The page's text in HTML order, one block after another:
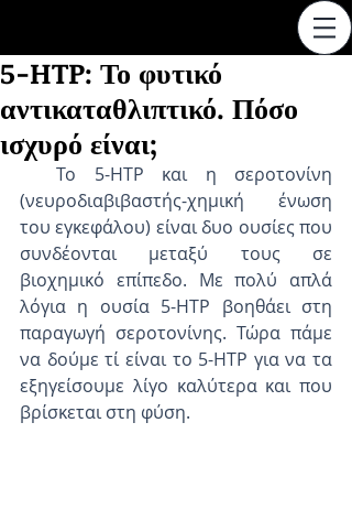
5-HTP: Το φυτικό
αντικαταθλιπτικό. Πόσο
ισχυρό είναι;
(νευροδιαβιβαστής-χημική ένωση
του εγκεφάλου) είναι δυο ουσίες που
συνδέονται μεταξύ τους σε
βιοχημικό επίπεδο. Με πολύ απλά
λόγια η ουσία 5-HTP βοηθάει στη
παραγωγή σεροτονίνης. Τώρα πάμε
να δούμε τί είναι το 5-HTP για να τα
εξηγείσουμε λίγο καλύτερα και που
βρίσκεται στη φύση.